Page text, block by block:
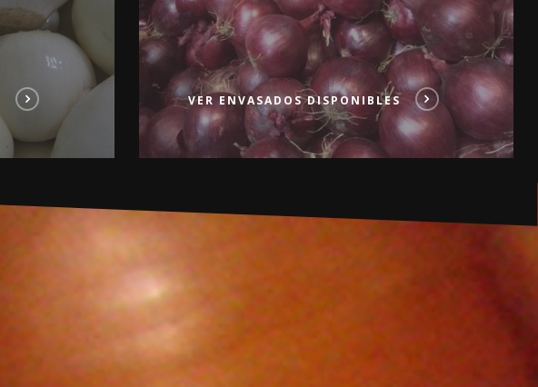
VER ENVASADOS DISPONIBLES